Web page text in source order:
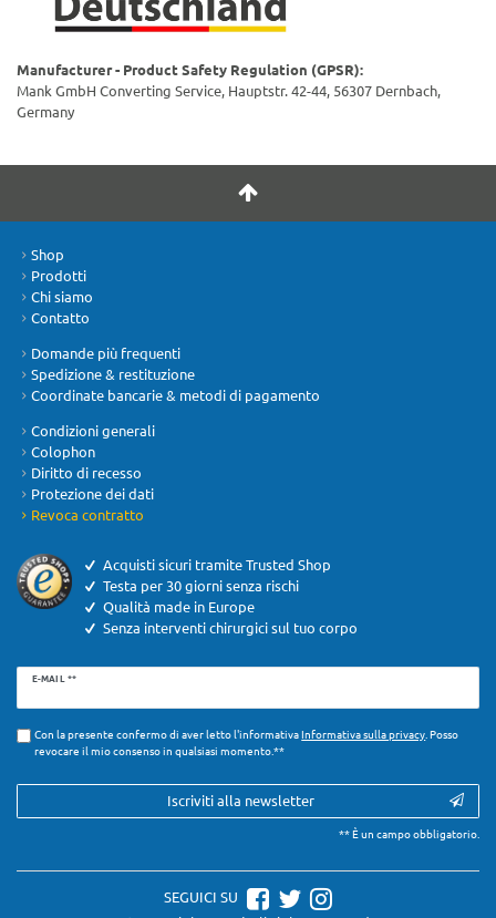
Manufacturer - Product Safety Regulation (GPSR):
Mank GmbH Converting Service, Hauptstr. 42-44, 56307 Dernbach,
Germany
Shop
Prodotti
Chi siamo
Contatto
Domande più frequenti
Spedizione & restituzione
Coordinate bancarie & metodi di pagamento
Condizioni generali
Colophon
Diritto di recesso
Protezione dei dati
Revoca contratto
Acquisti sicuri tramite Trusted Shop
Testa per 30 giorni senza rischi
Qualità made in Europe
Senza interventi chirurgici sul tuo corpo
E-MAIL **
Ceres::Template.newsletterHoneypotLabel
Con la presente confermo di aver letto l'informativaInformativa sulla privacy. Posso
revocare il mio consenso in qualsiasi momento.**
Iscriviti alla newsletter
** È un campo obbligatorio.
SEGUICI SU